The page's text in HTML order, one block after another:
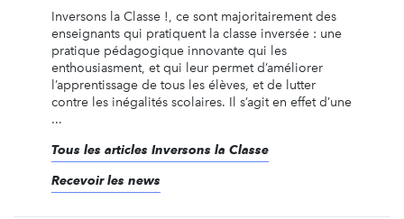
Inversons la Classe !, ce sont majoritairement des
enseignants qui pratiquent la classe inversée : une
pratique pédagogique innovante qui les
enthousiasment, et qui leur permet d’améliorer
l’apprentissage de tous les élèves, et de lutter
contre les inégalités scolaires. Il s’agit en effet d’une
...
Tous les articles Inversons la Classe
Recevoir les news